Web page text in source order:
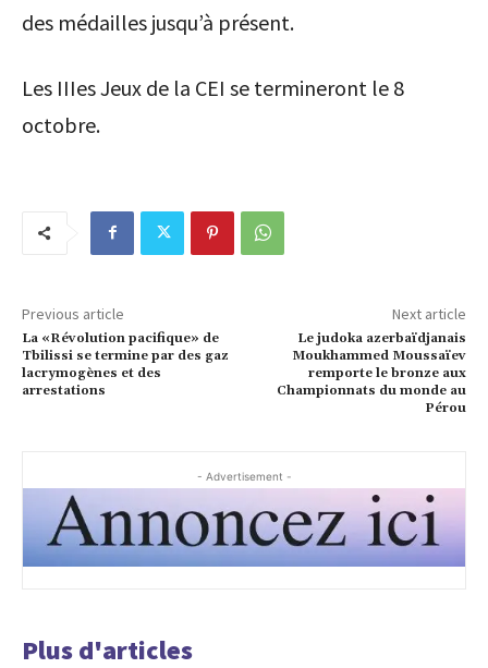
des médailles jusqu’à présent.
Les IIIes Jeux de la CEI se termineront le 8
octobre.
Previous article
La «Révolution pacifique» de
Tbilissi se termine par des gaz
lacrymogènes et des
arrestations
Next article
Le judoka azerbaïdjanais
Moukhammed Moussaïev
remporte le bronze aux
Championnats du monde au
Pérou
- Advertisement -
Plus d'articles